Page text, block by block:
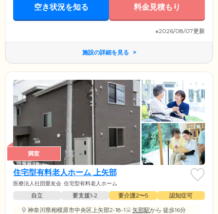
空き状況を知る 料金見積もり
※2026/08/07更新
施設の詳細を見る
満室
住宅型有料老人ホーム 上矢部
医療法人社団愛友会 住宅型有料老人ホーム
自立 要支援1•2 要介護2〜5
認知症可
神奈川県相模原市中央区上矢部2-18-1
矢部駅から 徒歩16分